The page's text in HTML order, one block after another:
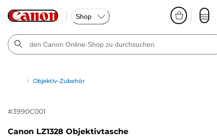
Shop
Objektiv-Zubehör
#3990C001
Canon LZ1328 Objektivtasche